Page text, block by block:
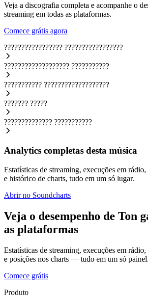
Veja a discografia completa e acompanhe o
streaming em todas as plataformas.
Comece grátis agora
????????????????? ?????????????????
??????????????????? ???????????
??????????? ???????????????????
??????? ?????
?????????????? ???????????
Analytics completas desta música
Estatísticas de streaming, execuções em
e histórico de charts, tudo em um só lugar.
Abrir no Soundcharts
Veja o desempenho de Ton
as plataformas
Estatísticas de streaming, execuções em
e posições nos charts — tudo em um só painel.
Comece grátis
Produto